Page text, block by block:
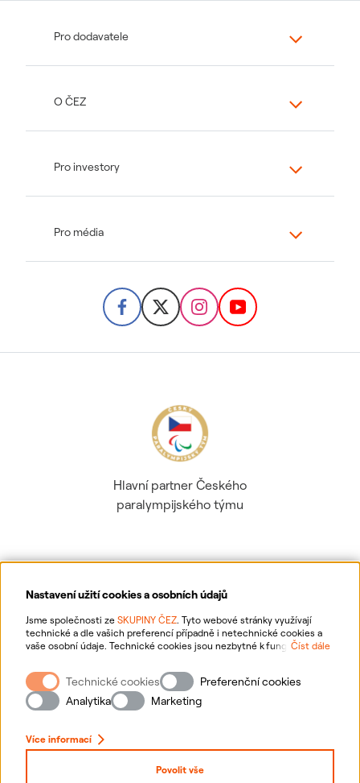
Nastavení užití cookies a osobních údajů
Jsme společnosti ze SKUPINY ČEZ. Tyto webové stránky využívají
technické a dle vašich preferencí případně i netechnické cookies a
vaše osobní údaje. Technické cookies jsou nezbytné k fungování
webové stránky vašim preferencím, k personalizaci reklam a analytice.
Pro sběr a zpracování netechnických cookies a vašich osobních údajů
nám můžete udělit souhlas. Bližší informace o vašich právech,
zpracování osobních údajů, včetně možnosti odvolání udělených
Číst dále
Technické cookies
Preferenční cookies
Analytika
Marketing
Více informací
Povolit vše
Pro dodavatele
O ČEZ
Pro investory
Pro média
Hlavní partner Českého
paralympijského týmu
Ochrana osobních údajů
Informace o webu
Nastavení cookies
Přihlásit se